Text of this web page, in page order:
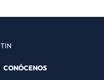
TIN
CONÓCENOS